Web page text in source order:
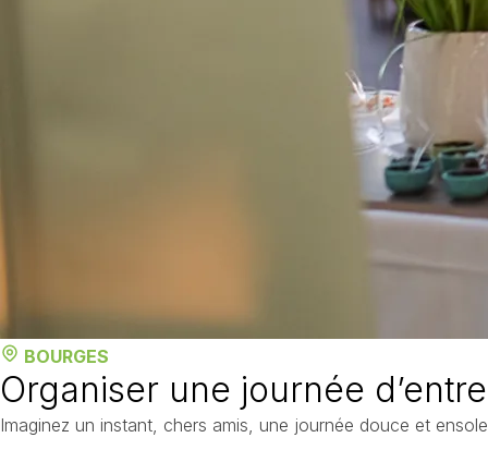
BOURGES
Organiser une journée
Imaginez un instant, chers amis, une journée douce et